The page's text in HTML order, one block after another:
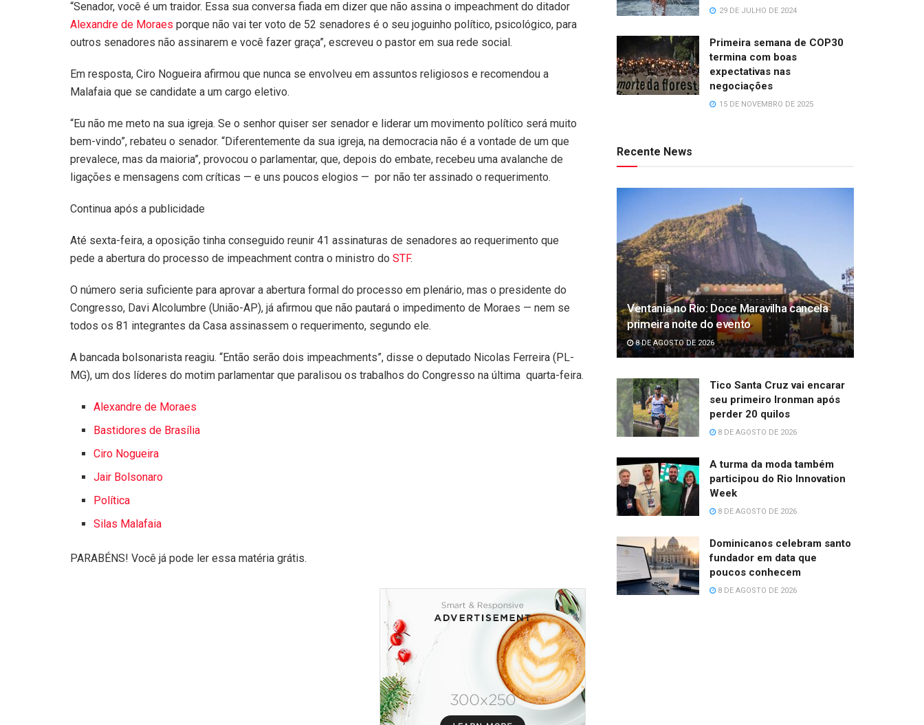
“Senador, você é um traidor. Essa sua conversa fiada em dizer que não assina o impeachment do ditador
Alexandre de Moraes porque não vai ter voto de 52 senadores é o seu joguinho político, psicológico, para
outros senadores não assinarem e você fazer graça”, escreveu o pastor em sua rede social.
Em resposta, Ciro Nogueira afirmou que nunca se envolveu em assuntos religiosos e recomendou a
Malafaia que se candidate a um cargo eletivo.
“Eu não me meto na sua igreja. Se o senhor quiser ser senador e liderar um movimento político será muito
bem-vindo”, rebateu o senador. “Diferentemente da sua igreja, na democracia não é a vontade de um que
prevalece, mas da maioria”, provocou o parlamentar, que, depois do embate, recebeu uma avalanche de
ligações e mensagens com críticas — e uns poucos elogios — por não ter assinado o requerimento.
Continua após a publicidade
Até sexta-feira, a oposição tinha conseguido reunir 41 assinaturas de senadores ao requerimento que
pede a abertura do processo de impeachment contra o ministro do STF.
O número seria suficiente para aprovar a abertura formal do processo em plenário, mas o presidente do
Congresso, Davi Alcolumbre (União-AP), já afirmou que não pautará o impedimento de Moraes — nem se
todos os 81 integrantes da Casa assinassem o requerimento, segundo ele.
A bancada bolsonarista reagiu. “Então serão dois impeachments”, disse o deputado Nicolas Ferreira (PL-
MG), um dos líderes do motim parlamentar que paralisou os trabalhos do Congresso na última quarta-feira.
Alexandre de Moraes
Bastidores de Brasília
Ciro Nogueira
Jair Bolsonaro
Política
Silas Malafaia
PARABÉNS! Você já pode ler essa matéria grátis.
29 DE JULHO DE 2024
Primeira semana de COP30
termina com boas
expectativas nas
negociações
15 DE NOVEMBRO DE 2025
Recente News
Ventania no Rio: Doce Maravilha cancela
primeira noite do evento
8 DE AGOSTO DE 2026
Tico Santa Cruz vai encarar
seu primeiro Ironman após
perder 20 quilos
8 DE AGOSTO DE 2026
A turma da moda também
participou do Rio Innovation
Week
8 DE AGOSTO DE 2026
Dominicanos celebram santo
fundador em data que
poucos conhecem
8 DE AGOSTO DE 2026